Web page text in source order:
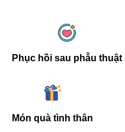
Phục hồi sau phẫu thuật
Món quà tình thân